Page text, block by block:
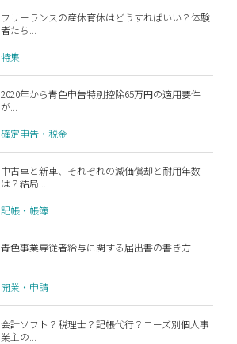
フリーランスの産休育休はどうすればいい？体験
者たち...
特集
2020年から青色申告特別控除65万円の適用要件
が...
確定申告・税金
中古車と新車、それぞれの減価償却と耐用年数
は？結局...
記帳・帳簿
青色事業専従者給与に関する届出書の書き方
開業・申請
会計ソフト？税理士？記帳代行？ニーズ別個人事
業主の...